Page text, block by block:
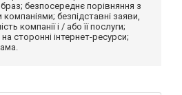
безпосереднє порівняння з
безпідставні заяви,
компанії і / або її послуги;
сторонні інтернет-ресурси;